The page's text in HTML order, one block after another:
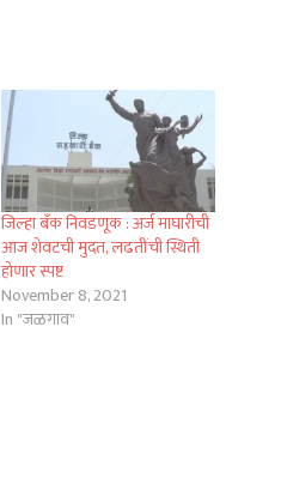
जिल्हा बँक निवडणूक : अर्ज माघारीची
आज शेवटची मुदत, लढतींची स्थिती
होणार स्पष्ट
November 8, 2021
In "जळगाव"